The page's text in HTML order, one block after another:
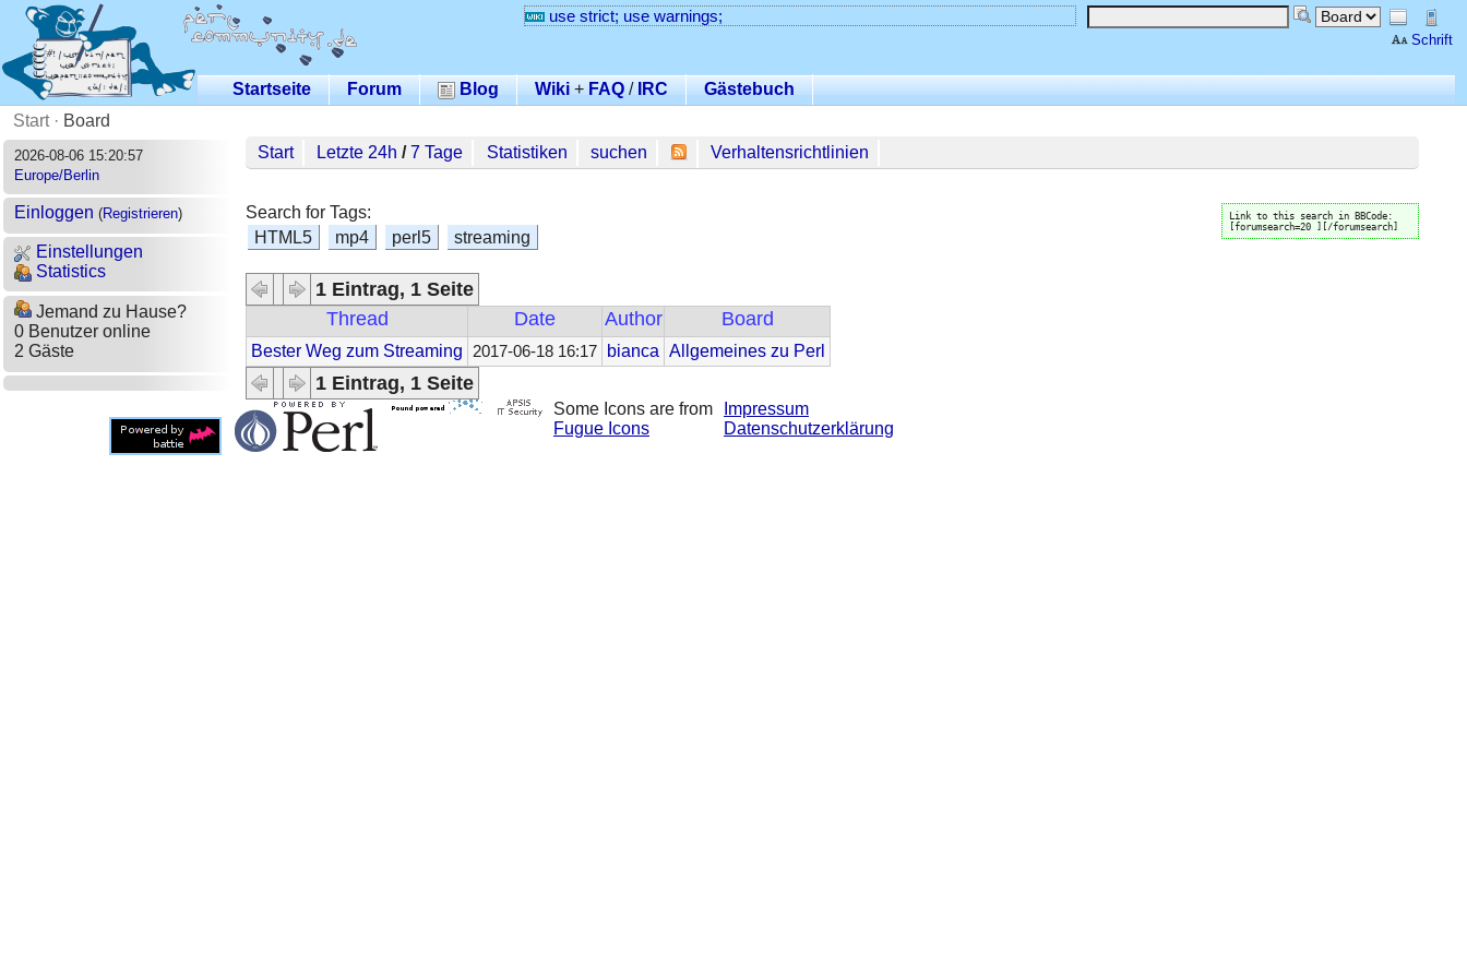
Schrift
use strict; use warnings;
Startseite Forum Blog Wiki+ FAQ /IRC
Gästebuch
Start· Board
2026-08-06 15:20:57
Europe/Berlin
Einloggen (Registrieren)
Einstellungen
Statistics
Jemand zu Hause?
0 Benutzer online
2 Gäste
Start Letzte 24h /7 Tage Statistiken suchen Verhaltensrichtlinien
Link to this search in BBCode:
[forumsearch=20 ][/forumsearch]
Search for Tags:
HTML5
mp4 perl5 streaming
1 Eintrag, 1 Seite
Thread Date Author Board
Bester Weg zum Streaming 2017-06-18 16:17 bianca Allgemeines zu Perl
1 Eintrag, 1 Seite
Some Icons are from
Fugue Icons
Impressum
Datenschutzerklärung